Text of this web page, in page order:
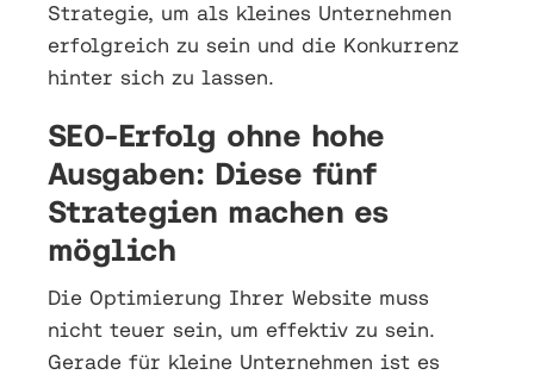
Strategie, um als kleines Unternehmen
erfolgreich zu sein und die Konkurrenz
hinter sich zu lassen.
SEO-Erfolg ohne hohe
Ausgaben: Diese fünf
Strategien machen es
möglich
Die Optimierung Ihrer Website muss
nicht teuer sein, um effektiv zu sein.
Gerade für kleine Unternehmen ist es